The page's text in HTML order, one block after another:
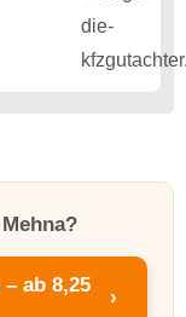
ab 8,25
›